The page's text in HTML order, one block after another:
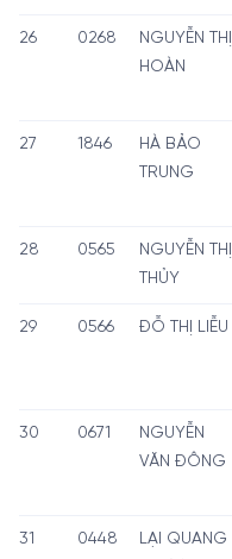
26 0268
NGUYỄN THỊ
HOÀN
27 1846
HÀ BẢO
TRUNG
28 0565
NGUYỄN THỊ
THỦY
29 0566 ĐỖ THỊ LIỄU
30 0671
NGUYỄN
VĂN ĐÔNG
31 0448
LẠI QUANG